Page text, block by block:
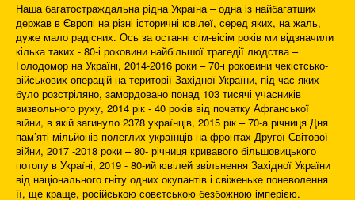
Наша багатостраждальна рідна Україна – одна із найбагатших
держав в Європі на різні історичні ювілеї, серед яких, на жаль,
дуже мало радісних. Ось за останні сім-вісім років ми відзначили
кілька таких - 80-і роковини найбільшої трагедії людства –
Голодомор на Україні, 2014-2016 роки – 70-і роковини чекістсько-
військових операцій на території Західної України, під час яких
було розстріляно, замордовано понад 103 тисячі учасників
визвольного руху, 2014 рік - 40 років від початку Афганської
війни, в якій загинуло 2378 українців, 2015 рік – 70-а річниця Дня
пам’яті мільйонів полеглих українців на фронтах Другої Світової
війни, 2017 -2018 роки – 80- річниця кривавого більшовицького
потопу в Україні, 2019 - 80-ий ювілей звільнення Західної України
від національного гніту одних окупантів і свіженьке поневолення
її, ще краще, російською совєтською безбожною імперією.